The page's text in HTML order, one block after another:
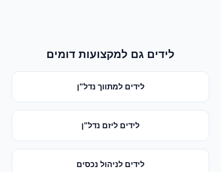
לידים גם למקצועות דומים
לידים למתווך נדל"ן
לידים ליזם נדל"ן
לידים לניהול נכסים